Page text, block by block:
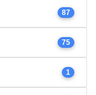
87
75
1